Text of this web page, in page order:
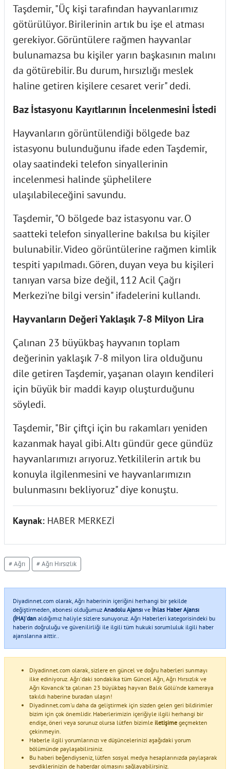
Taşdemir, "Üç kişi tarafından hayvanlarımız
götürülüyor. Birilerinin artık bu işe el atması
gerekiyor. Görüntülere rağmen hayvanlar
bulunamazsa bu kişiler yarın başkasının malını
da götürebilir. Bu durum, hırsızlığı meslek
haline getiren kişilere cesaret verir" dedi.
Baz İstasyonu Kayıtlarının İncelenmesini İstedi
Hayvanların görüntülendiği bölgede baz
istasyonu bulunduğunu ifade eden Taşdemir,
olay saatindeki telefon sinyallerinin
incelenmesi halinde şüphelilere
ulaşılabileceğini savundu.
Taşdemir, "O bölgede baz istasyonu var. O
saatteki telefon sinyallerine bakılsa bu kişiler
bulunabilir. Video görüntülerine rağmen kimlik
tespiti yapılmadı. Gören, duyan veya bu kişileri
tanıyan varsa bize değil, 112 Acil Çağrı
Merkezi'ne bilgi versin" ifadelerini kullandı.
Hayvanların Değeri Yaklaşık 7-8 Milyon Lira
Çalınan 23 büyükbaş hayvanın toplam
değerinin yaklaşık 7-8 milyon lira olduğunu
dile getiren Taşdemir, yaşanan olayın kendileri
için büyük bir maddi kayıp oluşturduğunu
söyledi.
Taşdemir, "Bir çiftçi için bu rakamları yeniden
kazanmak hayal gibi. Altı gündür gece gündüz
hayvanlarımızı arıyoruz. Yetkililerin artık bu
konuyla ilgilenmesini ve hayvanlarımızın
bulunmasını bekliyoruz" diye konuştu.
Kaynak: HABER MERKEZİ
# Ağrı # Ağrı Hırsızlık
Diyadinnet.com olarak, Ağrı haberinin içeriğini herhangi bir şekilde
değiştirmeden, abonesi olduğumuz Anadolu Ajansı ve İhlas Haber Ajansı
(İHA)'dan aldığımız haliyle sizlere sunuyoruz. Ağrı Haberleri kategorisindeki bu
haberin doğruluğu ve güvenilirliği ile ilgili tüm hukuki sorumluluk ilgili haber
ajanslarına aittir..
Diyadinnet.com olarak, sizlere en güncel ve doğru haberleri sunmayı
ilke ediniyoruz. Ağrı'daki sondakika tüm Güncel Ağrı, Ağrı Hırsızlık ve
Ağrı Kovancık'ta çalınan 23 büyükbaş hayvan Balık Gölü'nde kameraya
takıldı haberine buradan ulaşın!
Diyadinnet.com'u daha da geliştirmek için sizden gelen geri bildirimler
bizim için çok önemlidir. Haberlerimizin içeriğiyle ilgili herhangi bir
endişe, öneri veya sorunuz olursa lütfen bizimle iletişime geçmekten
çekinmeyin.
Haberle ilgili yorumlarınızı ve düşüncelerinizi aşağıdaki yorum
bölümünde paylaşabilirsiniz.
Bu haberi beğendiyseniz, lütfen sosyal medya hesaplarınızda paylaşarak
sevdiklerinizin de haberdar olmasını sağlayabilirsiniz.